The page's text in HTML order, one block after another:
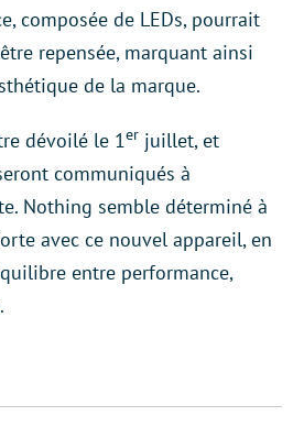
composée de LEDs, pourrait
repensée, marquant ainsi
de la marque.
dévoilé le 1er juillet, et
communiqués à
Nothing semble déterminé à
avec ce nouvel appareil, en
entre performance,